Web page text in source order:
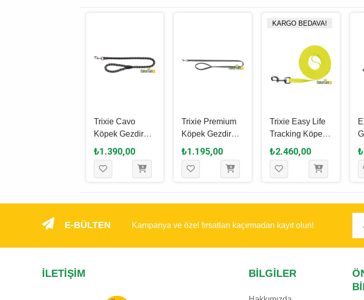
Trixie Cavo
Köpek Gezdirme
Kayışı L - XL,
Siyah - Gri, 1 M x
18 Mm
₺1.390,00
Trixie Premium
Köpek Gezdirme
Kayışı M - L, Gri,
1 M - 20 Mm
₺1.195,00
KARGO BEDAVA!
Trixie Easy Life
Tracking Köpek
Gezdirme Kayışı,
Neon Sarısı, 5 M
- 17 Mm
₺2.460,00
E-BÜLTEN Kampanya ve özel fırsatları kaçırmadan kayıt olun!
İLETIŞIM BILGILER